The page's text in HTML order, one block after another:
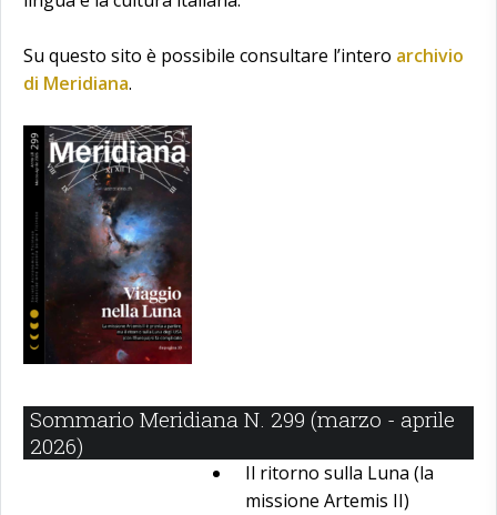
Su questo sito è possibile consultare l’intero archivio
di Meridiana.
Sommario Meridiana N. 299 (marzo - aprile
2026)
Il ritorno sulla Luna (la
missione Artemis II)